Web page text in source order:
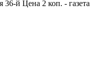
36-й Цена 2 коп. - газета